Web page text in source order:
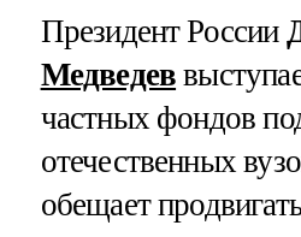
Президент России
Медведев
частных фондов
отечественных
обещает